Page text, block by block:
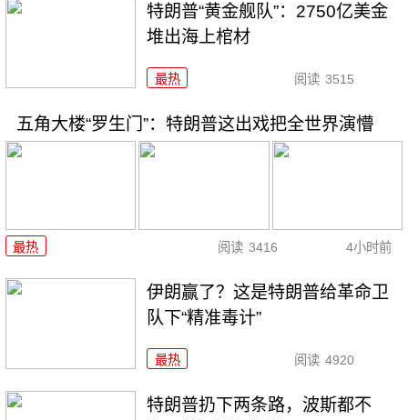
特朗普“黄金舰队”：2750亿美金
堆出海上棺材
最热 阅读 3515
五角大楼“罗生门”：特朗普这出戏把全世界演懵
最热 阅读 3416 4小时前
伊朗赢了？这是特朗普给革命卫
队下“精准毒计”
最热 阅读 4920
特朗普扔下两条路，波斯都不